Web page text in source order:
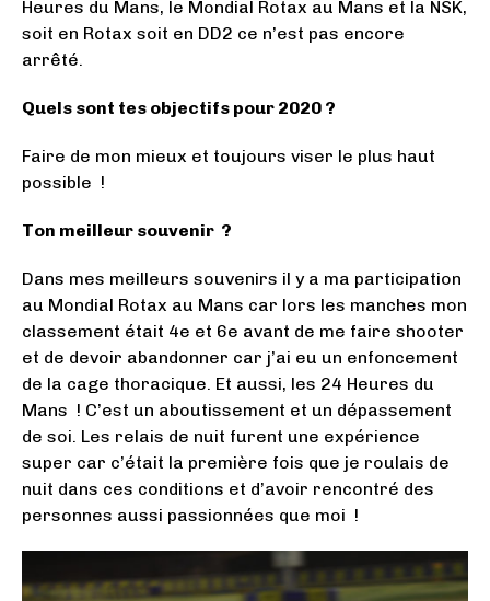
Heures du Mans, le Mondial Rotax au Mans et la NSK,
soit en Rotax soit en DD2 ce n’est pas encore
arrêté.
Quels sont tes objectifs pour 2020 ?
Faire de mon mieux et toujours viser le plus haut
possible !
Ton meilleur souvenir ?
Dans mes meilleurs souvenirs il y a ma participation
au Mondial Rotax au Mans car lors les manches mon
classement était 4e et 6e avant de me faire shooter
et de devoir abandonner car j’ai eu un enfoncement
de la cage thoracique. Et aussi, les 24 Heures du
Mans ! C’est un aboutissement et un dépassement
de soi. Les relais de nuit furent une expérience
super car c’était la première fois que je roulais de
nuit dans ces conditions et d’avoir rencontré des
personnes aussi passionnées que moi !